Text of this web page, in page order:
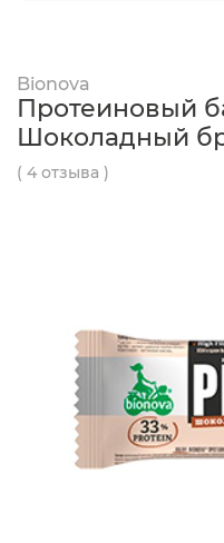
Bionova
Протеиновый
Шоколадный
( 4 отзыва )